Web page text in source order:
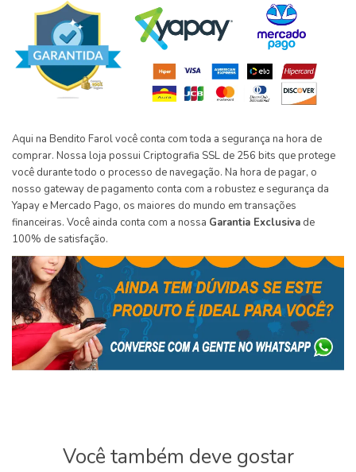
Aqui na Bendito Farol você conta com toda a segurança na hora de
comprar. Nossa loja possui Criptografia SSL de 256 bits que protege
você durante todo o processo de navegação. Na hora de pagar, o
nosso gateway de pagamento conta com a robustez e segurança da
Yapay e Mercado Pago, os maiores do mundo em transações
financeiras. Você ainda conta com a nossa Garantia Exclusiva de
100% de satisfação.
Você também deve gostar